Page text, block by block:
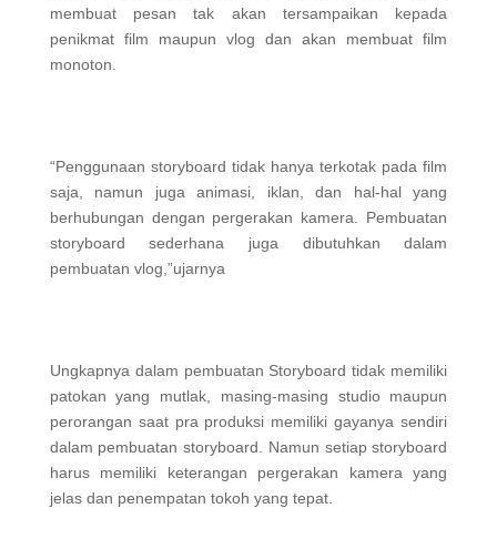
membuat pesan tak akan tersampaikan kepada
penikmat film maupun vlog dan akan membuat film
monoton.
“Penggunaan storyboard tidak hanya terkotak pada film
saja, namun juga animasi, iklan, dan hal-hal yang
berhubungan dengan pergerakan kamera. Pembuatan
storyboard sederhana juga dibutuhkan dalam
pembuatan vlog,”ujarnya
Ungkapnya dalam pembuatan Storyboard tidak memiliki
patokan yang mutlak, masing-masing studio maupun
perorangan saat pra produksi memiliki gayanya sendiri
dalam pembuatan storyboard. Namun setiap storyboard
harus memiliki keterangan pergerakan kamera yang
jelas dan penempatan tokoh yang tepat.